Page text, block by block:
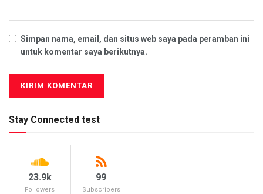
Simpan nama, email, dan situs web saya pada peramban ini
untuk komentar saya berikutnya.
Stay Connected test
23.9k
Followers
99
Subscribers